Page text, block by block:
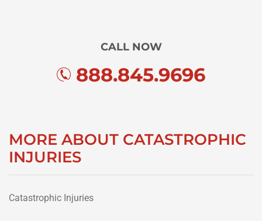
CALL NOW
888.845.9696
MORE ABOUT CATASTROPHIC
INJURIES
Catastrophic Injuries